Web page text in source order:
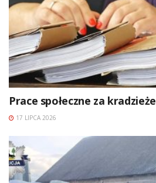
Prace społeczne za kradzieże
17 LIPCA 2026